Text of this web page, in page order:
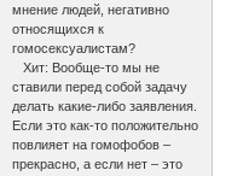
мнение людей, негативно
относящихся к
гомосексуалистам?
Хит: Вообще-то мы не
ставили перед собой задачу
делать какие-либо заявления.
Если это как-то положительно
повлияет на гомофобов –
прекрасно, а если нет – это